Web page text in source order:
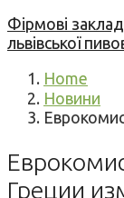
Фірмові
львівської
Home
Новини
Греции